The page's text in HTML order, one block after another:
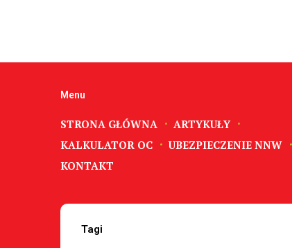
Menu
STRONA GŁÓWNA
ARTYKUŁY
KALKULATOR OC
UBEZPIECZENIE NNW
KONTAKT
Tagi